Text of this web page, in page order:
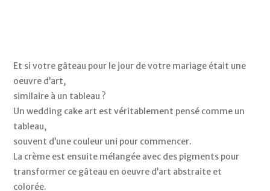
Et si votre gâteau pour le jour de votre mariage était une
oeuvre d’art,
similaire à un tableau ?
Un wedding cake art est véritablement pensé comme un
tableau,
souvent d’une couleur uni pour commencer.
La crème est ensuite mélangée avec des pigments pour
transformer ce gâteau en oeuvre d’art abstraite et
colorée.